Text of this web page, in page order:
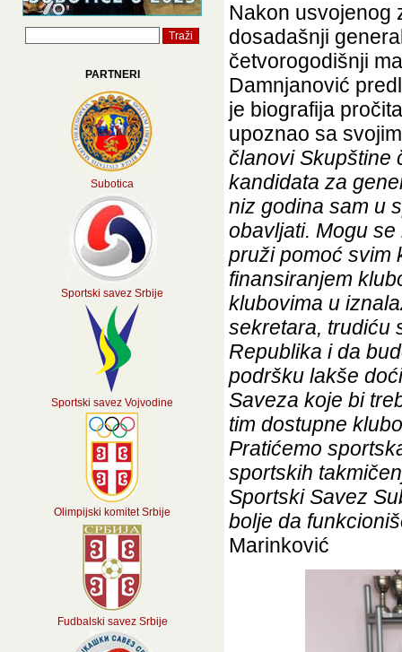
PARTNERI
Subotica
Sportski savez Srbije
Sportski savez Vojvodine
Olimpijski komitet Srbije
Fudbalski savez Srbije
Nakon usvojenog
dosadašnji
četvorogodišnji
Damnjanović
je biografija
upoznao sa
članovi Skupštine
kandidata za
niz godina sam u
obavljati. Mogu
pruži pomoć svim
finansiranjem
klubovima u
sekretara, trudiću
Republika i da
podršku lakše
Saveza koje bi
tim dostupne
Pratićemo
sportskih
Sportski Savez
bolje da
Marinković